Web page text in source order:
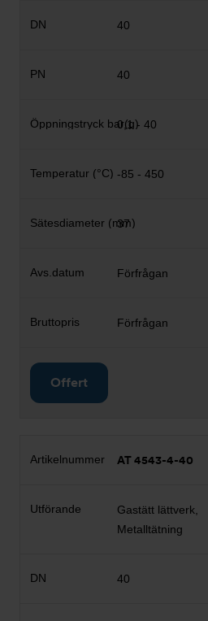
40
40
0,1 - 40
-85 - 450
37
Förfrågan
Förfrågan
Offert
AT 4543-4-40
Gastätt lättverk,
Metalltätning
40